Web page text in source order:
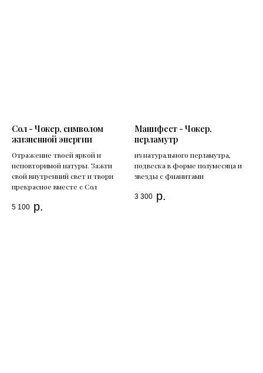
Сол - Чокер, символом
жизненной энергии
Отражение твоей яркой и
неповторимой натуры. Зажги
свой внутренний свет и твори
прекрасное вместе с Сол
5 100 р.
Манифест - Чокер,
перламутр
из натурального перламутра,
подвеска в форме полумесяца и
звезды с фианитами
3 300 р.